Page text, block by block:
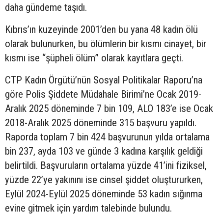
daha gündeme taşıdı.
Kıbrıs’ın kuzeyinde 2001’den bu yana 48 kadın ölü
olarak bulunurken, bu ölümlerin bir kısmı cinayet, bir
kısmı ise “şüpheli ölüm” olarak kayıtlara geçti.
CTP Kadın Örgütü’nün Sosyal Politikalar Raporu’na
göre Polis Şiddete Müdahale Birimi’ne Ocak 2019-
Aralık 2025 döneminde 7 bin 109, ALO 183’e ise Ocak
2018-Aralık 2025 döneminde 315 başvuru yapıldı.
Raporda toplam 7 bin 424 başvurunun yılda ortalama
bin 237, ayda 103 ve günde 3 kadına karşılık geldiği
belirtildi. Başvuruların ortalama yüzde 41’ini fiziksel,
yüzde 22’ye yakınını ise cinsel şiddet oluştururken,
Eylül 2024-Eylül 2025 döneminde 53 kadın sığınma
evine gitmek için yardım talebinde bulundu.